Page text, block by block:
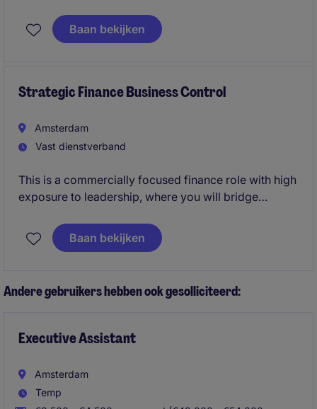
Baan bekijken
Strategic Finance Business Control
Amsterdam
Vast dienstverband
This is a commercially focused finance role with high
exposure to leadership, where you will bridge
execution. The position is ideal for candidates who
want to stay close to deal dynamics and portfolio
Baan bekijken
Andere gebruikers hebben ook gesolliciteerd:
Executive Assistant
Amsterdam
Temp